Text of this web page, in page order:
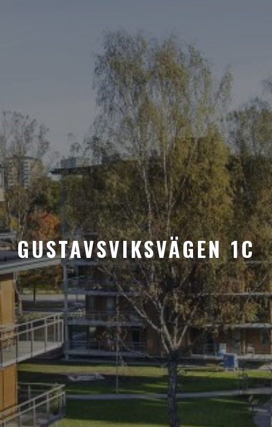
GUSTAVSVIKSVÄGEN 1C